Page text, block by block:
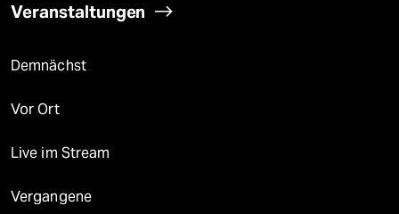
Veranstaltungen
Demnächst
Vor Ort
Live im Stream
Vergangene